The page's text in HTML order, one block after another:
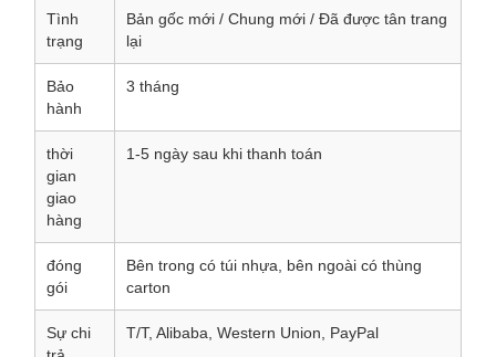
Tình
trạng
Bản gốc mới / Chung mới / Đã được tân trang
lại
Bảo
hành
3 tháng
thời
gian
giao
hàng
1-5 ngày sau khi thanh toán
đóng
gói
Bên trong có túi nhựa, bên ngoài có thùng
carton
Sự chi
T/T, Alibaba, Western Union, PayPal